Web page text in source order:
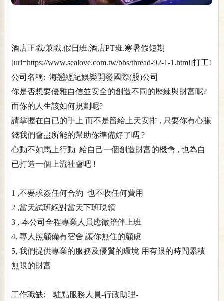
酒店正職/兼職.假日班.酒店PT班.寒暑假短期
[url=https://www.sealove.com.tw/bbs/thread-92-1-1.html]打工!
公司名稱: 海戀經紀娛樂開發國際(股)公司
你是否想要優雅自信並安全的創造不同的歷練與財富呢?
而你的人生該如何規劃呢?
請掌握在自已的手上 而不是留給上天安排 , 只要你有心賺
錢我們會盡所能的幫助你準備好了嗎 ?
心動不如馬上行動 給自己一個創造財富的機會 , 也為自
已打造一個上流社會吧 !
1 ,不要求簽任何合約 也不收任何費用
2 ,當天試班絕對當天下班現領
3 , 本公司全程專業人員應徵陪伴上班
4, 專人照顧備有宿舍 讓你無住的顧慮
5, 我們提供專業的服務及優質的環境 用有限的時間累積
無限的財富
工作職缺: 駐點服務人員-行政助理-